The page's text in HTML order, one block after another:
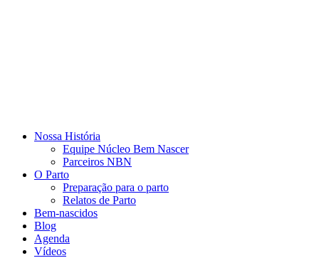
Nossa História
Equipe Núcleo Bem Nascer
Parceiros NBN
O Parto
Preparação para o parto
Relatos de Parto
Bem-nascidos
Blog
Agenda
Vídeos